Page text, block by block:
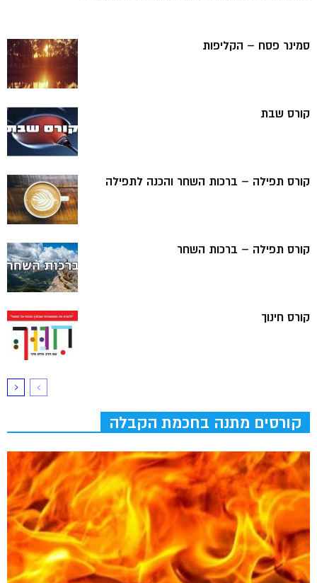
סמינר פסח – הקליפות
קורס שבת
קורס תפילה – ברכות השחר והכנה לתפילה
קורס תפילה – ברכות השחר
קורס חינוך
קורסים מתנה בחכמת הקבלה